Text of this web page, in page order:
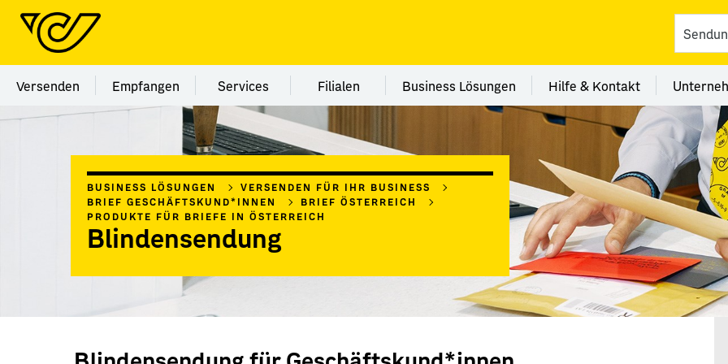
Menü Kategorie Versenden
Versenden Menü Kategorie Empfangen
Empfangen Menü Kategorie Services
Services Menü Kategorie Filialen
Filialen Menü Kategorie Business Lösungen
Business Lösungen Menü Kategorie Hilfe
Hilfe & Kontakt
BUSINESS LÖSUNGEN
VERSENDEN FÜR IHR BUSINESS
BRIEF GESCHÄFTSKUND*INNEN
BRIEF ÖSTERREICH
PRODUKTE FÜR BRIEFE IN ÖSTERREICH
Blindensendung